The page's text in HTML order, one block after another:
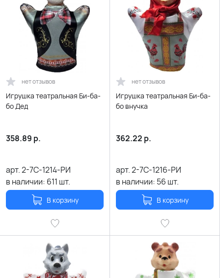
нет отзывов
Игрушка театральная Би-ба-
бо Дед
358.89 р.
арт.2-7С-1214-РИ
в наличии: 611 шт.
В корзину
нет отзывов
Игрушка театральная Би-ба-
бо внучка
362.22 р.
арт.2-7С-1216-РИ
в наличии: 56 шт.
В корзину